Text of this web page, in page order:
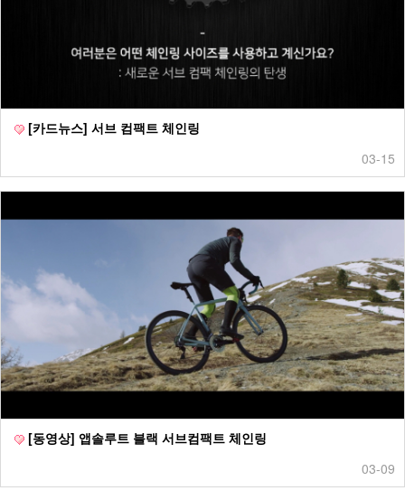
[카드뉴스] 서브 컴팩트 체인링
03-15
[동영상] 앱솔루트 블랙 서브컴팩트 체인링
03-09